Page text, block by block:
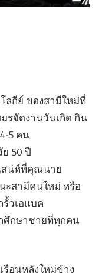
ลกีย์ ของสามีใหม่ที่
รจัดงานวันเกิด กิน
5 คน
50 ปี
สน่ห์ที่คุณนาย
ะสามีคนใหม่ หรือ
วเอแบค
ศึกษาชายที่ทุกคน
อนหลังใหม่ข้าง